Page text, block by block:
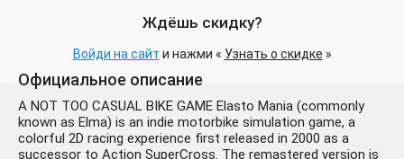
Ждёшь скидку?
Войди на сайт и нажми « Узнать о скидке »
Официальное описание
A NOT TOO CASUAL BIKE GAME Elasto Mania (commonly
known as Elma) is an indie motorbike simulation game, a
colorful 2D racing experience first released in 2000 as a
successor to Action SuperCross. The remastered version is